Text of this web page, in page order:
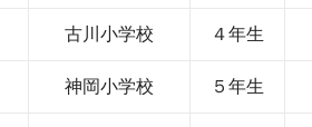
古川小学校 ４年生
神岡小学校 ５年生